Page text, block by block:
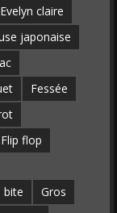
Evelyn claire
japonaise
Fessée
Flip flop
bite
Gros